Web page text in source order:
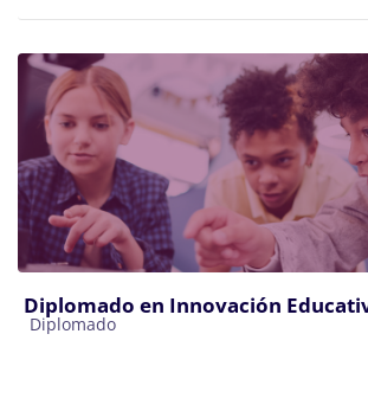
Diplomado en Innovación
Categoría de cursos
Diplomado